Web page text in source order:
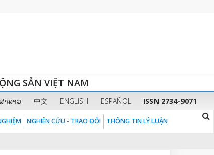
SẢN VIỆT NAM
າລາວ 中文 ENGLISH ESPAÑOL ISSN 2734-9071
NGHIÊN CỨU - TRAO ĐỔI THÔNG TIN LÝ LUẬN